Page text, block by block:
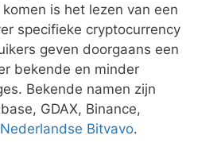
is het lezen van een
specifieke cryptocurrency
geven doorgaans een
bekende en minder
Bekende namen zijn
GDAX, Binance,
Bitvavo.